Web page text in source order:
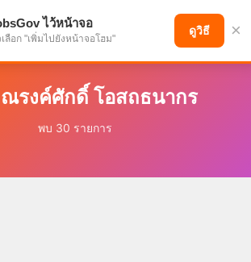
ส เพื่ออนาคตที่ก้าวหน้า
รงค์ศักดิ์ โอสถธนากร
พบ 30 รายการ
ไว้หน้าจอ
ลือก "เพิ่มไปยังหน้าจอโฮม"
ดูวิธี ×